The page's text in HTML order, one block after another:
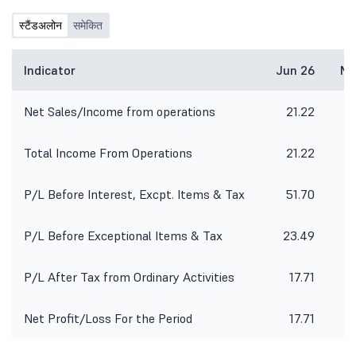
स्टैंडअलोन समेकित
Indicator Jun 26
Net Sales/Income from operations 21.22
Total Income From Operations 21.22
P/L Before Interest, Excpt. Items & Tax 51.70
P/L Before Exceptional Items & Tax 23.49
P/L After Tax from Ordinary Activities 17.71
Net Profit/Loss For the Period 17.71